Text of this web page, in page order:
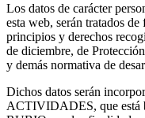
Los datos de carácter
esta web, serán tratados
principios y derechos
de diciembre, de
y demás normativa de
Dichos datos serán
ACTIVIDADES, que está